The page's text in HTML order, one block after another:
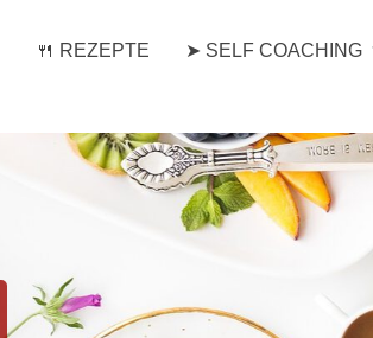
🍴 REZEPTE ➤ SELF COACHING